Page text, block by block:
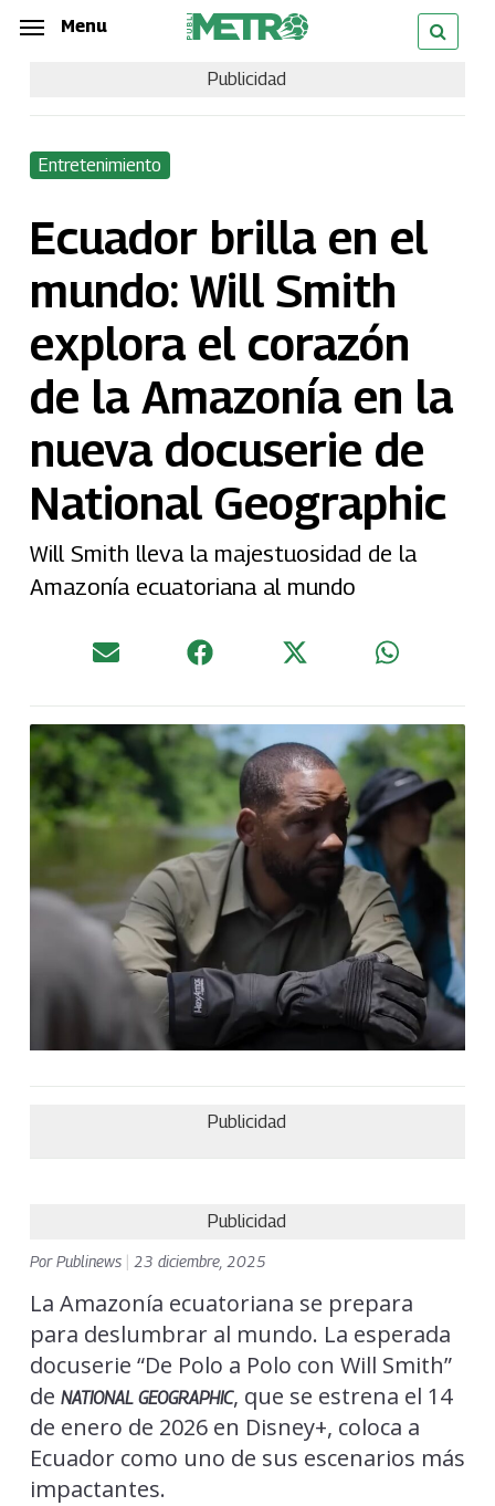
Skip
content
Menu
Publicidad
Entretenimiento
Ecuador brilla en el
mundo: Will Smith
explora el corazón
de la Amazonía en la
nueva docuserie de
National Geographic
Will Smith lleva la majestuosidad de la
Amazonía ecuatoriana al mundo
Publicidad
Publicidad
PorPublinews 23 diciembre, 2025
La Amazonía ecuatoriana se prepara
para deslumbrar al mundo. La esperada
docuserie “De Polo a Polo con Will Smith”
de NATIONAL GEOGRAPHIC, que se estrena el 14
de enero de 2026 en Disney+, coloca a
Ecuador como uno de sus escenarios más
impactantes.
Menu